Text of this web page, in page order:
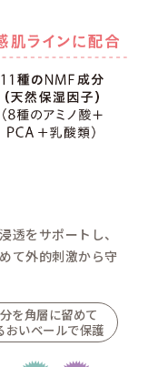
足して
肌へ整